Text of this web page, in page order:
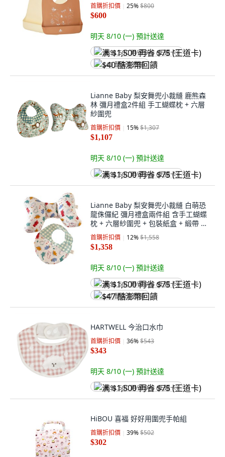
首購折扣價 25%$800
$600
明天 8/10 (一) 預計送達
满 $1,500 再省 $75 (王道卡)
$40 酷澎幣回饋
Lianne Baby 梨安舞兜小裁縫 鹿熊森
林 彌月禮盒2件組 手工蝴蝶枕 + 六層
紗圍兜
首購折扣價 15%$1,307
$1,107
明天 8/10 (一) 預計送達
满 $1,500 再省 $75 (王道卡)
Lianne Baby 梨安舞兜小裁縫 白萌恐
龍侏儸紀 彌月禮盒兩件組 含手工蝴蝶
枕 + 六層紗圍兜 + 包裝紙盒 + 緞帶 +
祝賀小卡 + 運送保護外盒 200g
首購折扣價 12%$1,558
$1,358
明天 8/10 (一) 預計送達
满 $1,500 再省 $75 (王道卡)
$47 酷澎幣回饋
HARTWELL 今治口水巾
首購折扣價 36%$543
$343
明天 8/10 (一) 預計送達
满 $1,500 再省 $75 (王道卡)
HiBOU 喜福 好好用圍兜手帕組
首購折扣價 39%$502
$302